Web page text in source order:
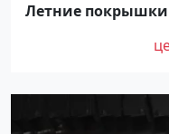
Летние покрышки